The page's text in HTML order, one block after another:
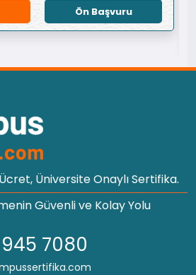
Ön Başvuru
Üniversite Onaylı Sertifika.
Güvenli ve Kolay Yolu
945 7080